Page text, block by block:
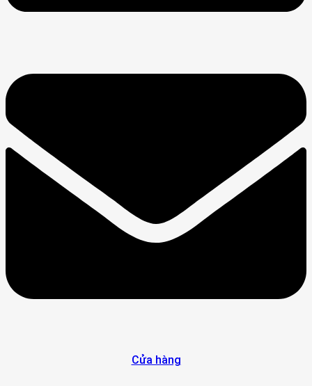
Cửa hàng